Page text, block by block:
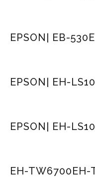
EPSON| EB-530
EPSON| EH-
EPSON| EH-
EH-TW6700EH-